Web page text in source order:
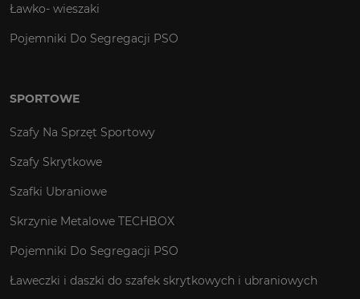
Ławko- wieszaki
Pojemniki Do Segregacji PSO
SPORTOWE
Szafy Na Sprzęt Sportowy
Szafy Skrytkowe
Szafki Ubraniowe
Skrzynie Metalowe TECHBOX
Pojemniki Do Segregacji PSO
Ławeczki i daszki do szafek skrytkowych i ubraniowych